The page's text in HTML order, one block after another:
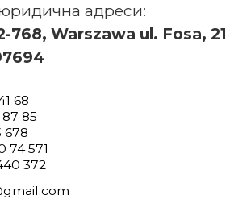
адреси:
Warszawa ul. Fosa, 21
68
85
678
74 571
372